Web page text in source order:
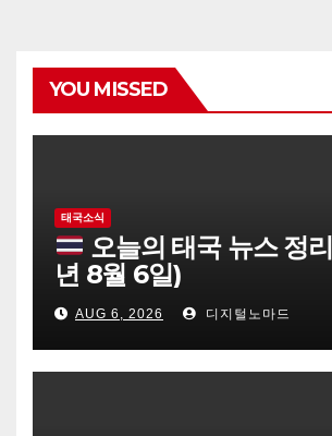
YOU MISSED
태국소식
오늘의 태국 뉴스 정
년 8월 6일)
AUG 6, 2026 디지털노마드